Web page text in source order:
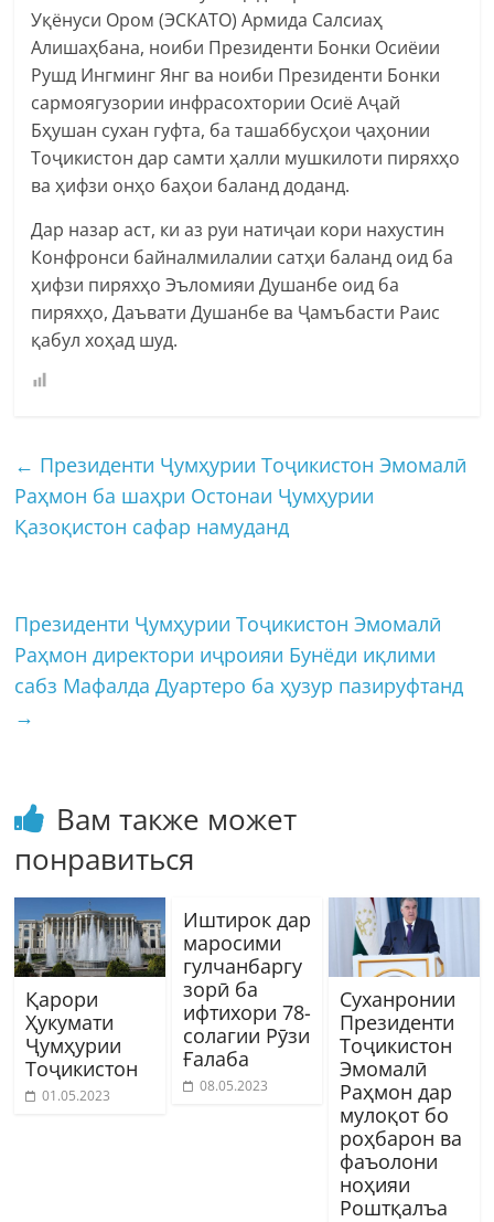
Уқёнуси Ором (ЭСКАТО) Армида Салсиаҳ
Алишаҳбана, ноиби Президенти Бонки Осиёии
Рушд Ингминг Янг ва ноиби Президенти Бонки
сармоягузории инфрасохтории Осиё Аҷай
Бҳушан сухан гуфта, ба ташаббусҳои ҷаҳонии
Тоҷикистон дар самти ҳалли мушкилоти пиряхҳо
ва ҳифзи онҳо баҳои баланд доданд.
Дар назар аст, ки аз руи натиҷаи кори нахустин
Конфронси байналмилалии сатҳи баланд оид ба
ҳифзи пиряхҳо Эъломияи Душанбе оид ба
пиряхҳо, Даъвати Душанбе ва Ҷамъбасти Раис
қабул хоҳад шуд.
← Президенти Ҷумҳурии Тоҷикистон Эмомалӣ
Раҳмон ба шаҳри Остонаи Ҷумҳурии
Қазоқистон сафар намуданд
Президенти Ҷумҳурии Тоҷикистон Эмомалӣ
Раҳмон директори иҷроияи Бунёди иқлими
сабз Мафалда Дуартеро ба ҳузур пазируфтанд
→
Вам также может
понравиться
Қарори
Ҳукумати
Ҷумҳурии
Тоҷикистон
01.05.2023
Иштирок дар
маросими
гулчанбаргу
зорӣ ба
ифтихори 78-
солагии Рӯзи
Ғалаба
08.05.2023
Cуханронии
Президенти
Тоҷикистон
Эмомалӣ
Раҳмон дар
мулоқот бо
роҳбарон ва
фаъолони
ноҳияи
Роштқалъа